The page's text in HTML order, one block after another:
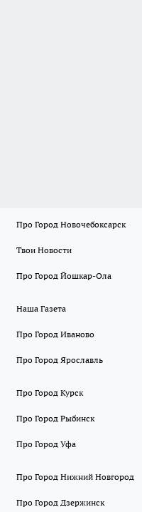
Про Город Новочебоксарск
Твои Новости
Про Город Йошкар-Ола
Наша Газета
Про Город Иваново
Про Город Ярославль
Про Город Курск
Про Город Рыбинск
Про Город Уфа
Про Город Нижний Новгород
Про Город Дзержинск